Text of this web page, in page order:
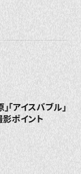
「アイスバブル」
ポイント